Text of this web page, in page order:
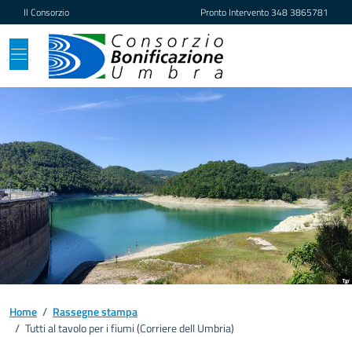
Vai ai contenuti
Vai al footer
Il Consorzio Pronto Intervento348 3865781
Home / Rassegne stampa
/ Tutti al tavolo per i fiumi (Corriere dell Umbria)